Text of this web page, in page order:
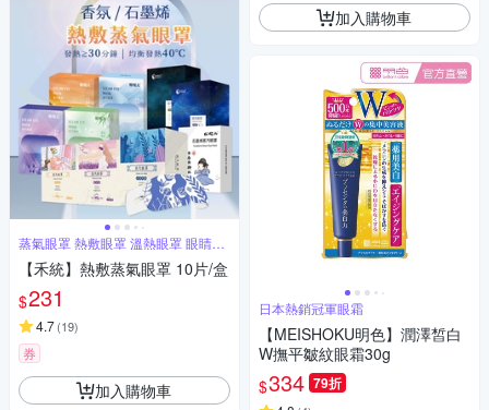
蒸氣眼罩 熱敷眼罩 溫熱眼罩 眼睛熱
敷
【禾統】熱敷蒸氣眼罩 10片/盒
$231
4.7(19)
券
加入購物車
加入購物車
日本熱銷冠軍眼霜
【MEISHOKU明色】潤澤皙白
W撫平皺紋眼霜30g
$334 79折